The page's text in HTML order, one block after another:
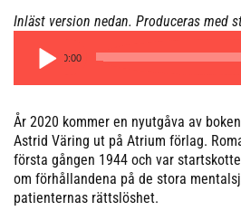
Inläst version nedan. Produceras med
Ljudspelare
00:00
År 2020 kommer en nyutgåva av
Astrid Väring ut på Atrium förlag.
första gången 1944 och var
om förhållandena på de stora
patienternas rättslöshet.